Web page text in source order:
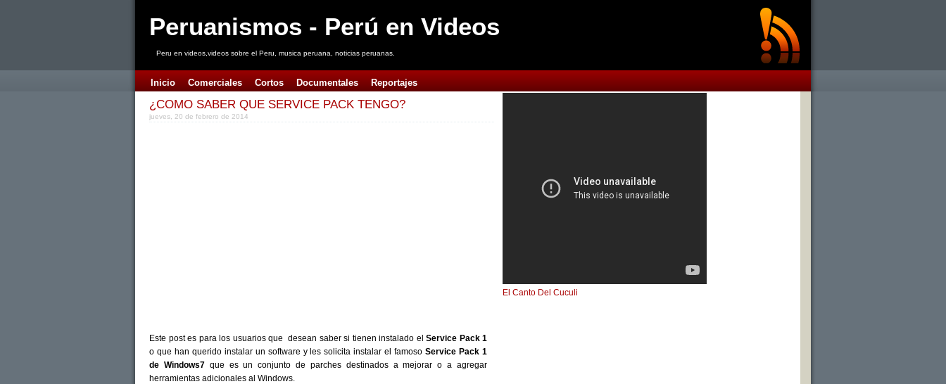
Peruanismos - Perú en Videos
Peru en videos,videos sobre el Peru, musica peruana, noticias peruanas.
Inicio Comerciales Cortos Documentales Reportajes
¿COMO SABER QUE SERVICE PACK TENGO?
jueves, 20 de febrero de 2014
Este post es para los usuarios que desean saber si tienen instalado el Service Pack 1
o que han querido instalar un software y les solicita instalar el famosoService Pack 1
de Windows7que es un conjunto de parches destinados a mejorar o a agregar
herramientas adicionales al Windows.
El Canto Del Cuculi